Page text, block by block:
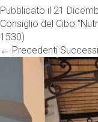
Pubblicato il 21
Consiglio del Cibo
1530)
← Precedenti